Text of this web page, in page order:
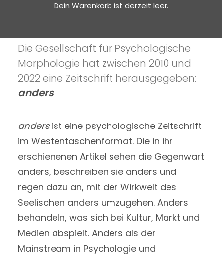
Dein Warenkorb ist derzeit leer.
anders IST ANDERS
Die Gesellschaft für Psychologische
Morphologie hat zwischen 2010 und
2022 eine Zeitschrift herausgegeben:
anders
andersist eine psychologische Zeitschrift
im Westentaschenformat. Die in ihr
erschienenen Artikel sehen die Gegenwart
anders, beschreiben sie anders und
regen dazu an, mit der Wirkwelt des
Seelischen anders umzugehen. Anders
behandeln, was sich bei Kultur, Markt und
Medien abspielt. Anders als der
Mainstream in Psychologie und